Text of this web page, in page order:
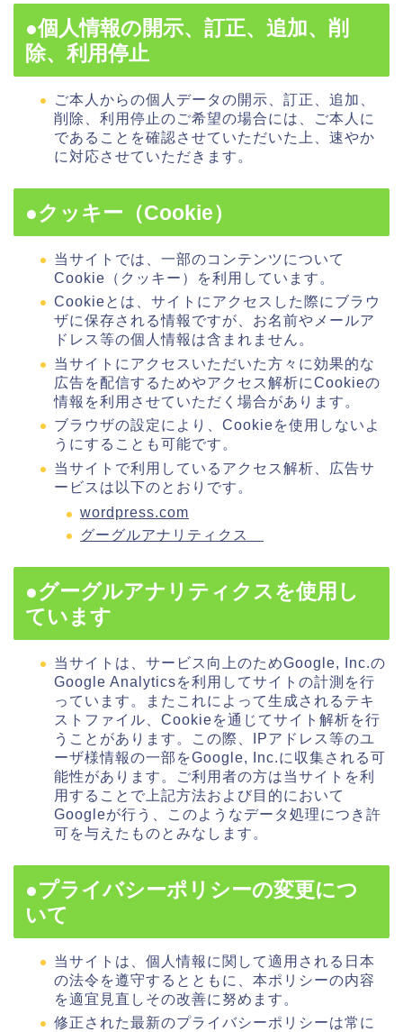
●個人情報の開示、訂正、追加、削
除、利用停止
ご本人からの個人データの開示、訂正、追加、
削除、利用停止のご希望の場合には、ご本人に
であることを確認させていただいた上、速やか
に対応させていただきます。
●クッキー（Cookie）
当サイトでは、一部のコンテンツについて
Cookie（クッキー）を利用しています。
Cookieとは、サイトにアクセスした際にブラウ
ザに保存される情報ですが、お名前やメールア
ドレス等の個人情報は含まれません。
当サイトにアクセスいただいた方々に効果的な
広告を配信するためやアクセス解析にCookieの
情報を利用させていただく場合があります。
ブラウザの設定により、Cookieを使用しないよ
うにすることも可能です。
当サイトで利用しているアクセス解析、広告サ
ービスは以下のとおりです。
wordpress.com
グーグルアナリティクス
●グーグルアナリティクスを使用し
ています
当サイトは、サービス向上のためGoogle, Inc.の
Google Analyticsを利用してサイトの計測を行
っています。またこれによって生成されるテキ
ストファイル、Cookieを通じてサイト解析を行
うことがあります。この際、IPアドレス等のユ
ーザ様情報の一部をGoogle, Inc.に収集される可
能性があります。ご利用者の方は当サイトを利
用することで上記方法および目的において
Googleが行う、このようなデータ処理につき許
可を与えたものとみなします。
●プライバシーポリシーの変更につ
いて
当サイトは、個人情報に関して適用される日本
の法令を遵守するとともに、本ポリシーの内容
を適宜見直しその改善に努めます。
修正された最新のプライバシーポリシーは常に